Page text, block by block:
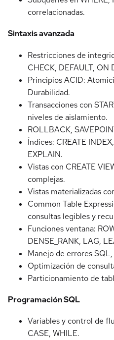
correlacionadas.
Sintaxis avanzada
Restricciones de
CHECK, DEFAULT, ON
Principios ACID:
Durabilidad.
Transacciones con
niveles de aislamiento.
ROLLBACK,
Índices: CREATE
EXPLAIN.
Vistas con CREATE
complejas.
Vistas materializadas
Common Table
consultas legibles y
Funciones ventana:
DENSE_RANK, LAG,
Manejo de errores
Optimización de
Particionamiento de
Programación SQL
Variables y control de
CASE, WHILE.